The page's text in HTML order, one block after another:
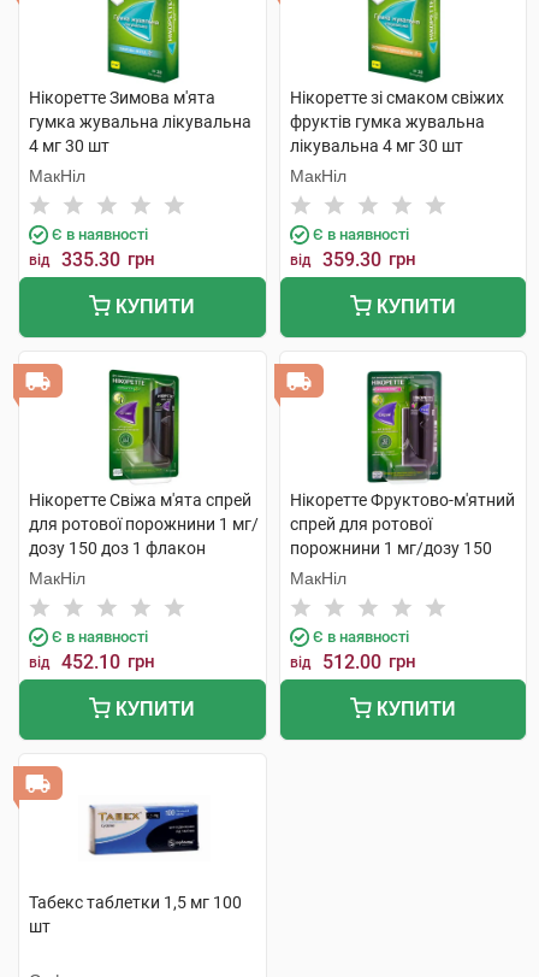
Нікоретте Зимова м'ята
гумка жувальна лікувальна
4 мг 30 шт
МакНіл
Є в наявності
від 335.30 грн
КУПИТИ
Нікоретте зі смаком свіжих
фруктів гумка жувальна
лікувальна 4 мг 30 шт
МакНіл
Є в наявності
від 359.30 грн
КУПИТИ
Нікоретте Свіжа м'ята спрей
для ротової порожнини 1 мг/
дозу 150 доз 1 флакон
МакНіл
Є в наявності
від 452.10 грн
КУПИТИ
Нікоретте Фруктово-м'ятний
спрей для ротової
порожнини 1 мг/дозу 150
доз 1 флакон
МакНіл
Є в наявності
від 512.00 грн
КУПИТИ
Табекс таблетки 1,5 мг 100
шт